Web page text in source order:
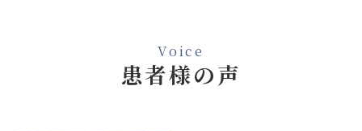
Voice
患者様の声